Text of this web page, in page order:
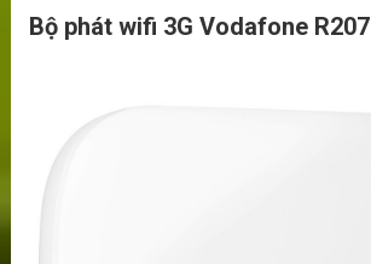
Bộ phát wifi 3G Vodafone R207